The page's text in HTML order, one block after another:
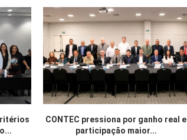
CONTEC pressiona por ganho real e
participação maior...